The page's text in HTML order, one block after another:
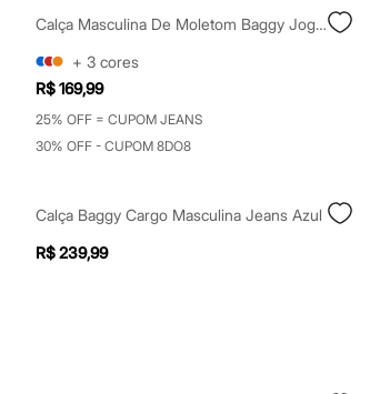
Shorts e Bermudas
Tops
Moda íntima
Calcinhas
Cintas e Modeladores
Meias
Sutiãs e Tops
Maiôs
Personagens
Calça Masculina De Moletom Baggy Jogger Cinza
+ 3 cores
R$ 169,99
25% OFF = CUPOM JEANS
30% OFF - CUPOM 8DO8
Calça Baggy Cargo Masculina Jeans Azul
R$ 239,99